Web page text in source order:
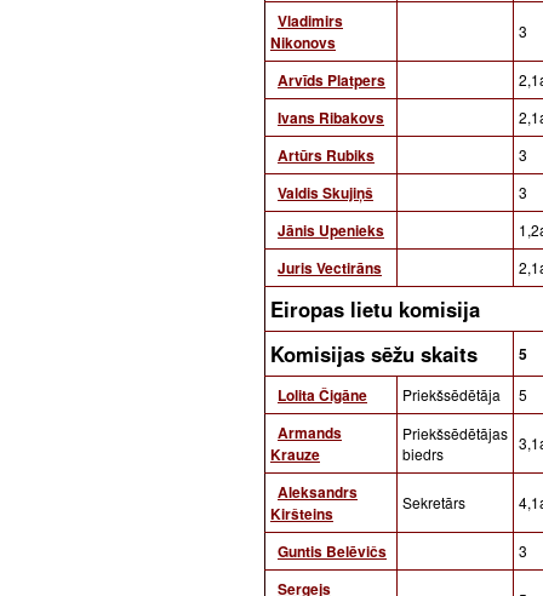
Vladimirs
Nikonovs
3
Arvīds Platpers
Ivans Ribakovs
Artūrs Rubiks 3
Valdis Skujiņš 3
Jānis Upenieks
Juris Vectirāns
Eiropas lietu komisija
Komisijas sēžu skaits
5
Lolita Čigāne
Priekšsēdētāja 5
Armands
Krauze
Priekšsēdētājas
biedrs
Aleksandrs
Kiršteins
Sekretārs
Guntis Belēvičs 3
Sergejs